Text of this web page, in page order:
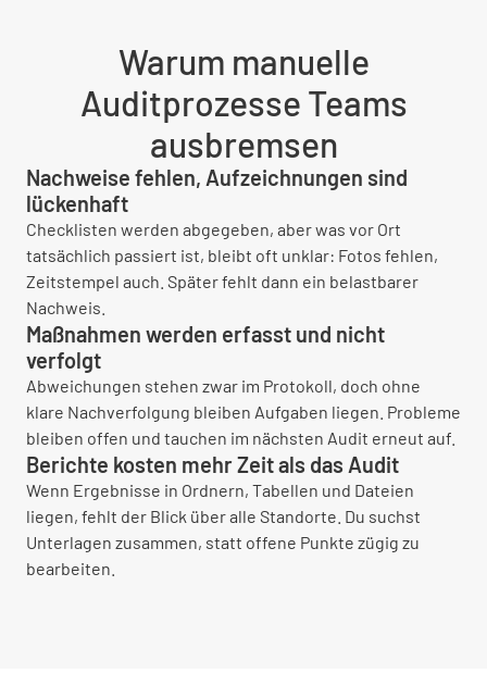
Warum manuelle
Auditprozesse Teams
ausbremsen
Nachweise fehlen, Aufzeichnungen sind
lückenhaft
Checklisten werden abgegeben, aber was vor Ort
tatsächlich passiert ist, bleibt oft unklar: Fotos fehlen,
Zeitstempel auch. Später fehlt dann ein belastbarer
Nachweis.
Maßnahmen werden erfasst und nicht
verfolgt
Abweichungen stehen zwar im Protokoll, doch ohne
klare Nachverfolgung bleiben Aufgaben liegen. Probleme
bleiben offen und tauchen im nächsten Audit erneut auf.
Berichte kosten mehr Zeit als das Audit
Wenn Ergebnisse in Ordnern, Tabellen und Dateien
liegen, fehlt der Blick über alle Standorte. Du suchst
Unterlagen zusammen, statt offene Punkte zügig zu
bearbeiten.